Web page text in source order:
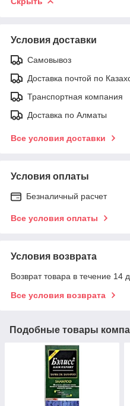
Условия доставки
Самовывоз
Доставка почтой по
Транспортная компания
Доставка по Алматы
Все условия доставки
Условия оплаты
Безналичный расчет
Все условия оплаты
Условия возврата
Возврат товара в течение 14
Все условия возврата
Подобные товары